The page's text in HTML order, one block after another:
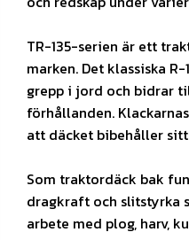
TR-135-serien är ett
marken. Det klassiska
grepp i jord och bidrar
förhållanden.
att däcket bibehåller
Som traktordäck bak
dragkraft och slitstyrka
arbete med plog, harv,